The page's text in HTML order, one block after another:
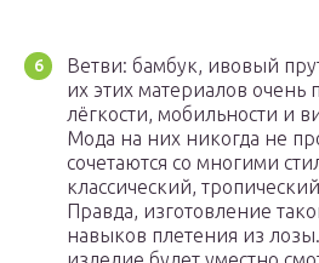
Ветви: бамбук, ивовый
их этих материалов очень
лёгкости, мобильности и
Мода на них никогда не
сочетаются со многими
классический,
Правда, изготовление
навыков плетения из лозы.